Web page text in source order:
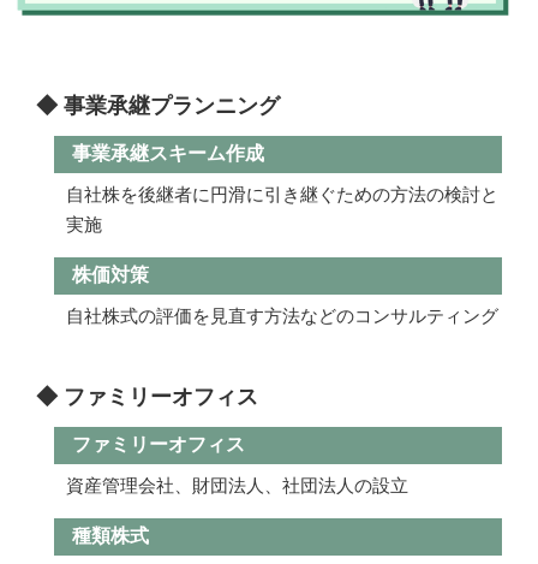
◆ 事業承継プランニング
事業承継スキーム作成
自社株を後継者に円滑に引き継ぐための方法の検討と
実施
株価対策
自社株式の評価を見直す方法などのコンサルティング
◆ ファミリーオフィス
ファミリーオフィス
資産管理会社、財団法人、社団法人の設立
種類株式